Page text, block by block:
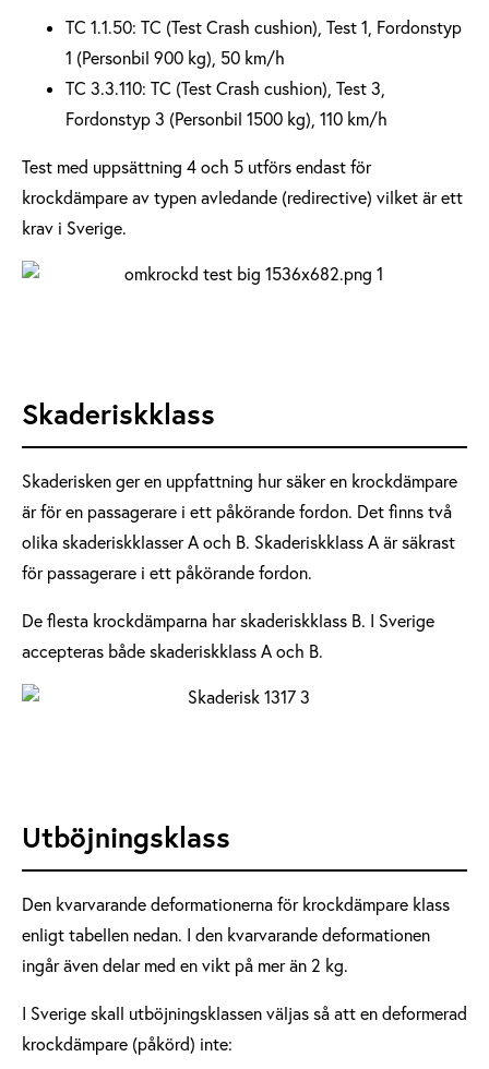
TC 1.1.50: TC (Test Crash cushion), Test 1, Fordonstyp
1 (Personbil 900 kg), 50 km/h
TC 3.3.110: TC (Test Crash cushion), Test 3,
Fordonstyp 3 (Personbil 1500 kg), 110 km/h
Test med uppsättning 4 och 5 utförs endast för
krockdämpare av typen avledande (redirective) vilket är ett
krav i Sverige.
Skaderiskklass
Skaderisken ger en uppfattning hur säker en krockdämpare
är för en passagerare i ett påkörande fordon. Det finns två
olika skaderiskklasser A och B. Skaderiskklass A är säkrast
för passagerare i ett påkörande fordon.
De flesta krockdämparna har skaderiskklass B. I Sverige
accepteras både skaderiskklass A och B.
Utböjningsklass
Den kvarvarande deformationerna för krockdämpare klass
enligt tabellen nedan. I den kvarvarande deformationen
ingår även delar med en vikt på mer än 2 kg.
I Sverige skall utböjningsklassen väljas så att en deformerad
krockdämpare (påkörd) inte: